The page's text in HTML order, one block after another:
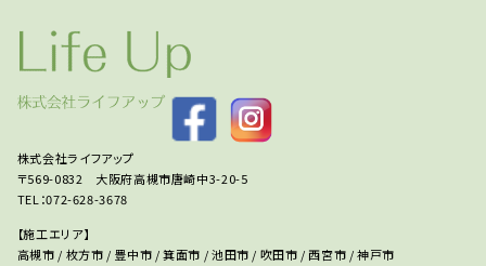
株式会社ライフアップ
〒569-0832 大阪府高槻市唐崎中3-20-5
TEL：072-628-3678
【施工エリア】
高槻市 / 枚方市 / 豊中市 / 箕面市 / 池田市 / 吹田市 / 西宮市 / 神戸市